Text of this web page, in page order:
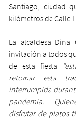
Santiago, ciudad
kilómetros de Calle
La alcaldesa Dina
invitación a todos
de esta fiesta
retomar esta
interrumpida
pandemia.
disfrutar de platos